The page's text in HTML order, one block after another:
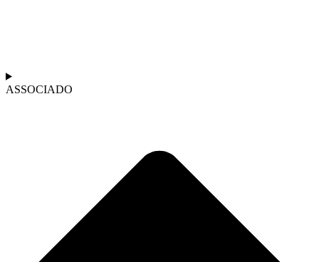
ASSOCIADO